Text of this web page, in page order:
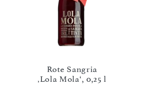
Rote Sangria
‚Lola Mola‘, 0,25 l